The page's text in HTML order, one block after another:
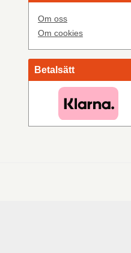
Om oss
Om cookies
Betalsätt